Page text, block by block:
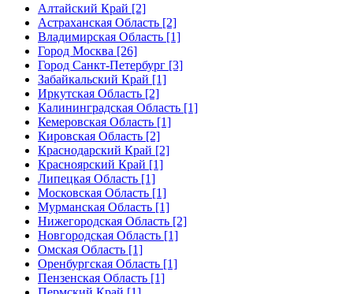
Алтайский Край [2]
Астраханская Область [2]
Владимирская Область [1]
Город Москва [26]
Город Санкт-Петербург [3]
Забайкальский Край [1]
Иркутская Область [2]
Калининградская Область [1]
Кемеровская Область [1]
Кировская Область [2]
Краснодарский Край [2]
Красноярский Край [1]
Липецкая Область [1]
Московская Область [1]
Мурманская Область [1]
Нижегородская Область [2]
Новгородская Область [1]
Омская Область [1]
Оренбургская Область [1]
Пензенская Область [1]